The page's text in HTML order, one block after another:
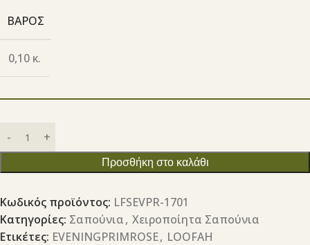
ΒΆΡΟΣ
0,10 κ.
Προσθήκη στο καλάθι
Κωδικός προϊόντος: LFSEVPR-1701
Κατηγορίες: Σαπούνια, Χειροποίητα Σαπούνια
Ετικέτες: EVENINGPRIMROSE, LOOFAH